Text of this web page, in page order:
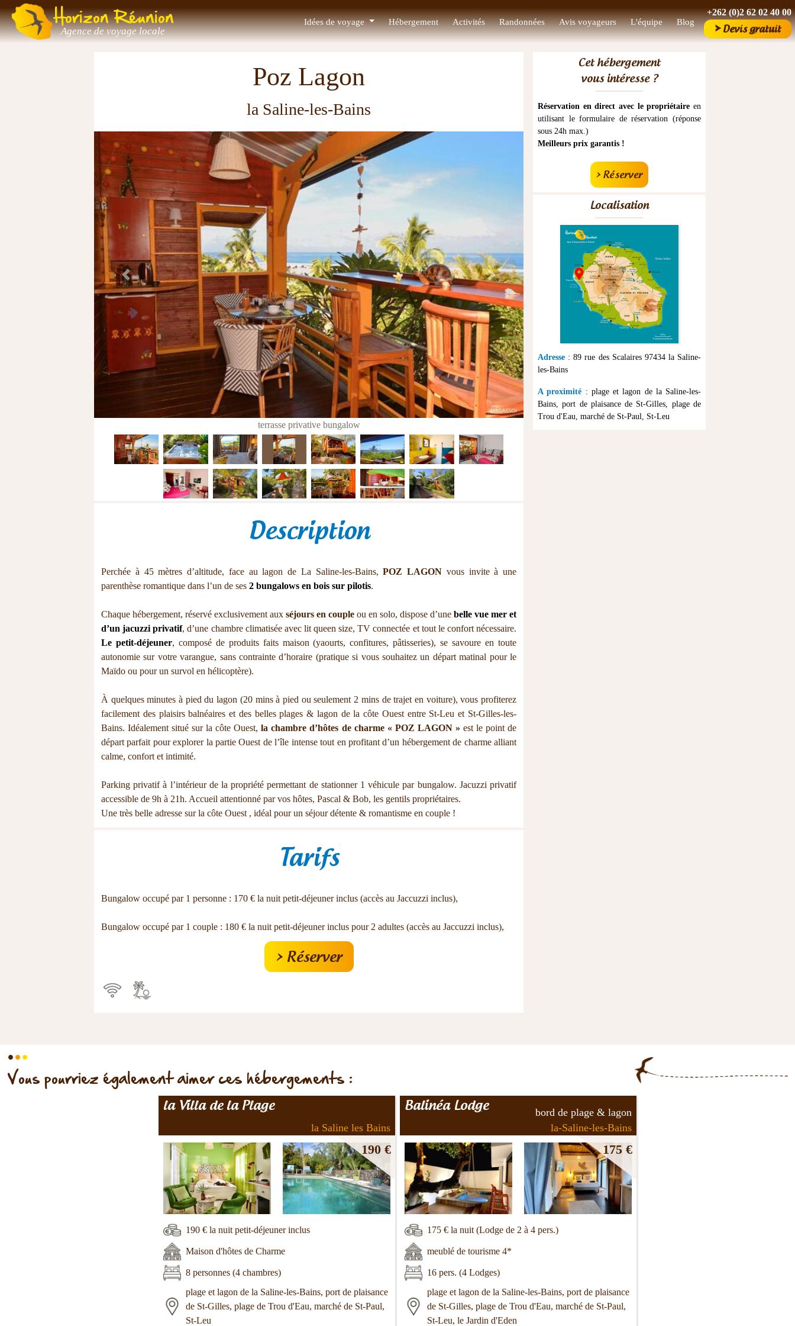
Horizon Réunion
Agence de voyage locale
Idées de voyage Hébergement Activités Randonnées Avis voyageurs L'équipe Blog
+262 (0)2 62 02 40 00
> Devis gratuit
Poz Lagon
la Saline-les-Bains
Previous Next
terrasse privative bungalow
Description
Perchée à 45 mètres d’altitude, face au lagon de La Saline-les-Bains,POZ LAGON vous invite à une
parenthèse romantique dans l’un de ses 2 bungalows en bois sur pilotis.
Chaque hébergement, réservé exclusivement aux séjours en couple ou en solo, dispose d’une belle vue mer et
d’un jacuzzi privatif, d’une chambre climatisée avec lit queen size, TV connectée et tout le confort nécessaire.
Le petit-déjeuner, composé de produits faits maison (yaourts, confitures, pâtisseries), se savoure en toute
autonomie sur votre varangue, sans contrainte d’horaire (pratique si vous souhaitez un départ matinal pour le
Maïdo ou pour un survol en hélicoptère).
À quelques minutes à pied du lagon (20 mins à pied ou seulement 2 mins de trajet en voiture), vous profiterez
facilement des plaisirs balnéaires et des belles plages & lagon de la côte Ouest entre St-Leu et St-Gilles-les-
Bains. Idéalement situé sur la côte Ouest,la chambre d’hôtes de charme « POZ LAGON » est le point de
départ parfait pour explorer la partie Ouest de l’île intense tout en profitant d’un hébergement de charme alliant
calme, confort et intimité.
Parking privatif à l’intérieur de la propriété permettant de stationner 1 véhicule par bungalow. Jacuzzi privatif
accessible de 9h à 21h. Accueil attentionné par vos hôtes, Pascal & Bob, les gentils propriétaires.
Une très belle adresse sur la côte Ouest , idéal pour un séjour détente & romantisme en couple !
Tarifs
Bungalow occupé par 1 personne : 170 € la nuit petit-déjeuner inclus (accès au Jaccuzzi inclus),
Bungalow occupé par 1 couple : 180 € la nuit petit-déjeuner inclus pour 2 adultes (accès au Jaccuzzi inclus),
> Réserver
Cet hébergement
vous intéresse ?
Réservation en direct avec le propriétaire en
utilisant le formulaire de réservation (réponse
sous 24h max.)
Meilleurs prix garantis !
> Réserver
Localisation
Adresse : 89 rue des Scalaires 97434 la Saline-
les-Bains
A proximité : plage et lagon de la Saline-les-
Bains, port de plaisance de St-Gilles, plage de
Trou d'Eau, marché de St-Paul, St-Leu
...
Vous pourriez également aimer ces hébergements :
la Villa de la Plage
la Saline les Bains
190 €
190 € la nuit petit-déjeuner inclus
Maison d'hôtes de Charme
8 personnes (4 chambres)
plage et lagon de la Saline-les-Bains, port de plaisance
de St-Gilles, plage de Trou d'Eau, marché de St-Paul,
St-Leu
Balinéa Lodge
bord de plage & lagon
la-Saline-les-Bains
175 €
175 € la nuit (Lodge de 2 à 4 pers.)
meublé de tourisme 4*
16 pers. (4 Lodges)
plage et lagon de la Saline-les-Bains, port de plaisance
de St-Gilles, plage de Trou d'Eau, marché de St-Paul,
St-Leu, le Jardin d'Eden